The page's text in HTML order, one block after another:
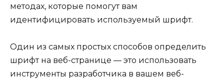
методах, которые помогут вам
идентифицировать используемый шрифт.
Один из самых простых способов определить
шрифт на веб-странице — это использовать
инструменты разработчика в вашем веб-